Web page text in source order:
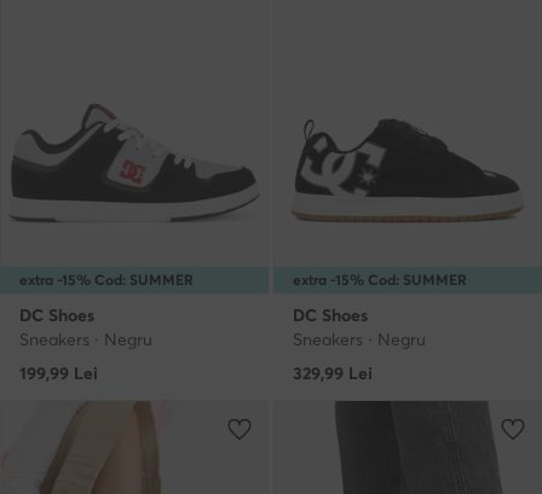
extra -15% Cod: SUMMER
DC Shoes
Sneakers · Negru
199,99 Lei
extra -15% Cod: SUMMER
DC Shoes
Sneakers · Negru
329,99 Lei